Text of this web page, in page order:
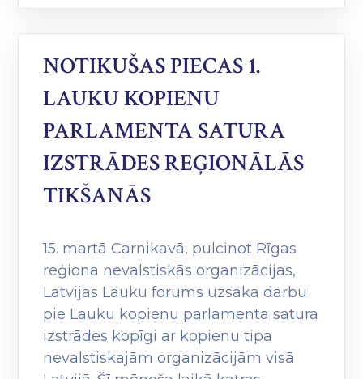
NOTIKUŠAS PIECAS 1.
LAUKU KOPIENU
PARLAMENTA SATURA
IZSTRĀDES REĢIONĀLĀS
TIKŠANĀS
15. martā Carnikavā, pulcinot Rīgas
reģiona nevalstiskās organizācijas,
Latvijas Lauku forums uzsāka darbu
pie Lauku kopienu parlamenta satura
izstrādes kopīgi ar kopienu tipa
nevalstiskajām organizācijām visā